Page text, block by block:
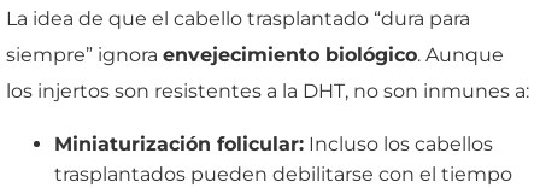
La idea de que el cabello trasplantado “dura para
siempre” ignora envejecimiento biológico. Aunque
los injertos son resistentes a la DHT, no son inmunes a:
Miniaturización folicular: Incluso los cabellos
trasplantados pueden debilitarse con el tiempo